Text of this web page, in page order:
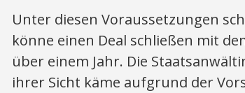
Unter diesen Voraussetzungen
könne einen Deal schließen mit
über einem Jahr. Die
ihrer Sicht käme aufgrund der